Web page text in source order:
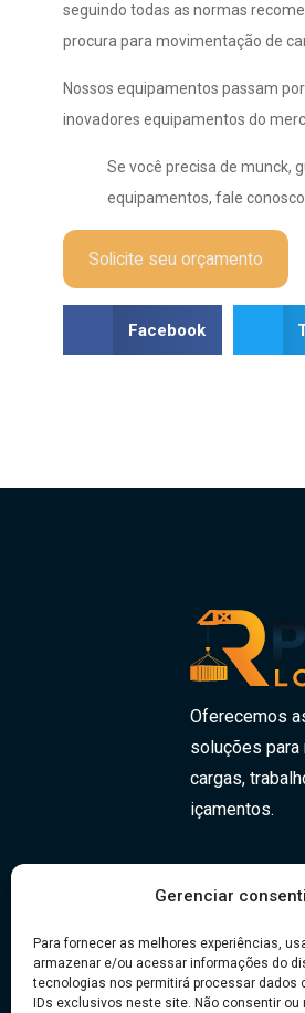
Gerenciar
Para fornecer as melhores experiências,
armazenar e/ou acessar informações do
tecnologias nos permitirá processar dados
IDs exclusivos neste site. Não consentir
seguindo todas as normas
procura para movimentação de
Nossos equipamentos passam
inovadores equipamentos do
Se você precisa de munck,
equipamentos, fale conosco.
Solicite seu orçamento
Facebook
Oferecemos
soluções para
cargas,
içamentos.